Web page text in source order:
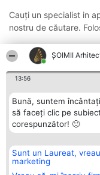
ȘOIMII
13:56
Bună, suntem
să faceți clic pe
corespunzător! 🙂
Sunt un Laureat,
marketing
Cauți un specialist in
nostru de căutare.
Organizator Ranking
BRIGHT SOLUTIONS BR SRL
Aleea Timisul De Sus 2 Bl. A30